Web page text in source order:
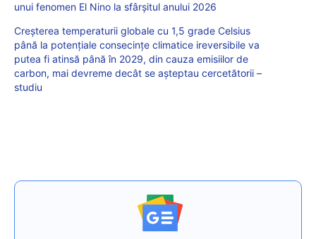
unui fenomen El Nino la sfârșitul anului 2026
Creșterea temperaturii globale cu 1,5 grade Celsius
până la potențiale consecințe climatice ireversibile va
putea fi atinsă până în 2029, din cauza emisiilor de
carbon, mai devreme decât se așteptau cercetătorii –
studiu